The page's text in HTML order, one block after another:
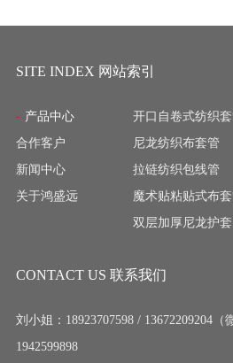
SITE INDEX 网站索引
产品中心
合作客户
新闻中心
关于鸿盛远
开口自卷式纺织
尼龙纺织布套管
拉链纺织包线管
魔术贴粘贴式布
双层加厚尼龙护套
CONTACT US 联系我们
刘小姐：18923707598 / 13672209204（
1942599898